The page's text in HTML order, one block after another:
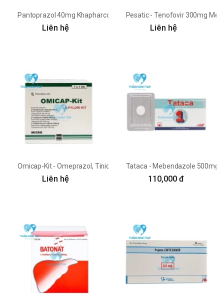
Pantoprazol 40mg Khapharco
Liên hệ
Pesatic - Tenofovir 300mg
Liên hệ
Omicap-Kit - Omeprazol, Tinidazol, Clarithromycin Micro Labs
Liên hệ
Tataca - Mebendazole 500mg
110,000 đ